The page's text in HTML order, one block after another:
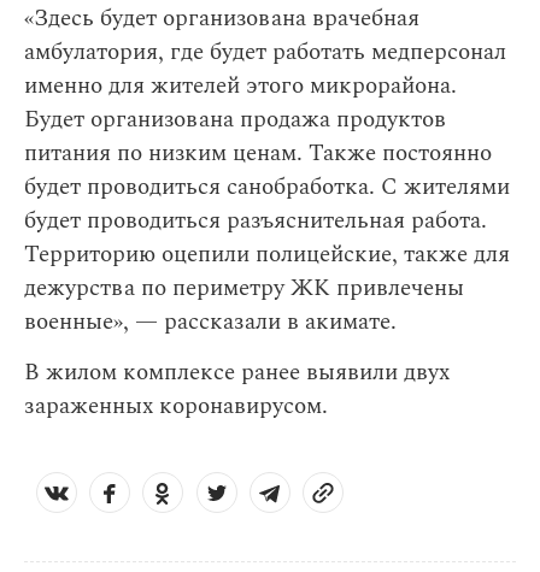
«Здесь будет организована врачебная
амбулатория, где будет работать медперсонал
именно для жителей этого микрорайона.
Будет организована продажа продуктов
питания по низким ценам. Также постоянно
будет проводиться санобработка. С жителями
будет проводиться разъяснительная работа.
Территорию оцепили полицейские, также для
дежурства по периметру ЖК привлечены
военные», — рассказали в акимате.
В жилом комплексе ранее выявили двух
зараженных коронавирусом.